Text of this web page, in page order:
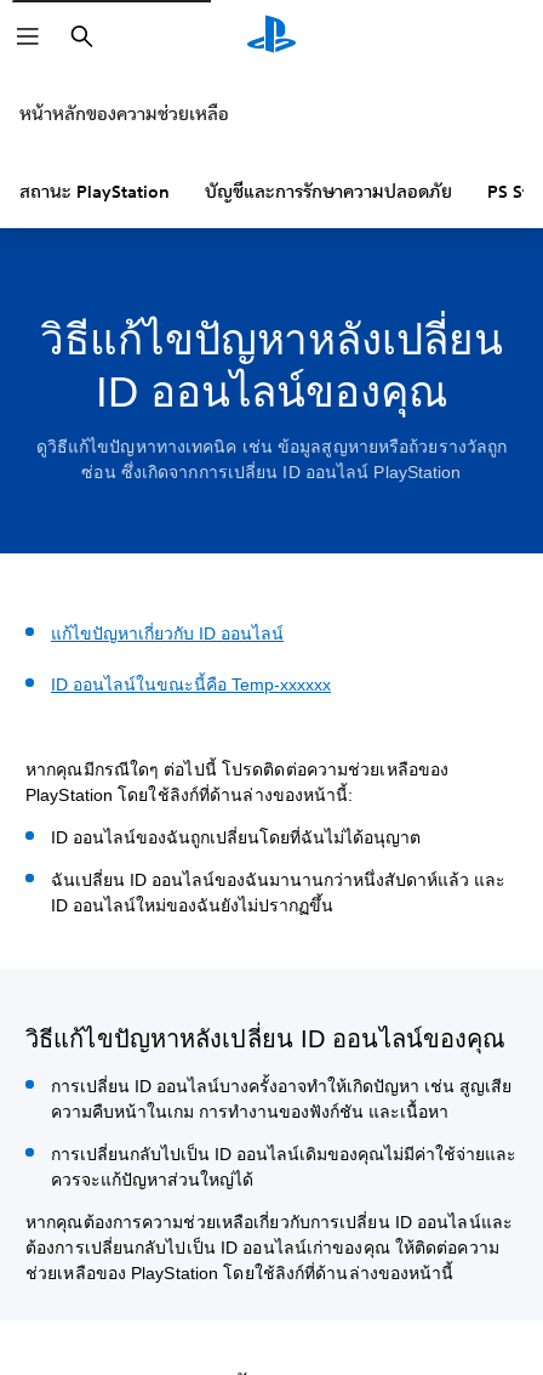
หน้าหลักของความช่วยเหลือ
สถานะ PlayStation บัญชีและการรักษาความปลอดภัย PS
วิธีแก้ไขปัญหาหลังเปลี่ยน
ID ออนไลน์ของคุณ
ดูวิธีแก้ไขปัญหาทางเทคนิค เช่น ข้อมูลสูญหายหรือถ้วยรางวัลถูก
ซ่อน ซึ่งเกิดจากการเปลี่ยน ID ออนไลน์ PlayStation
แก้ไขปัญหาเกี่ยวกับ ID ออนไลน์
ID ออนไลน์ในขณะนี้คือ Temp-xxxxxx
หากคุณมีกรณีใดๆ ต่อไปนี้ โปรดติดต่อความช่วยเหลือของ
PlayStation โดยใช้ลิงก์ที่ด้านล่างของหน้านี้:
ID ออนไลน์ของฉันถูกเปลี่ยนโดยที่ฉันไม่ได้อนุญาต
ฉันเปลี่ยน ID ออนไลน์ของฉันมานานกว่าหนึ่งสัปดาห์แล้ว และ
ID ออนไลน์ใหม่ของฉันยังไม่ปรากฏขึ้น
วิธีแก้ไขปัญหาหลังเปลี่ยน ID ออนไลน์ของคุณ
การเปลี่ยน ID ออนไลน์บางครั้งอาจทำให้เกิดปัญหา เช่น สูญเสีย
ความคืบหน้าในเกม การทำงานของฟังก์ชัน และเนื้อหา
การเปลี่ยนกลับไปเป็น ID ออนไลน์เดิมของคุณไม่มีค่าใช้จ่ายและ
ควรจะแก้ปัญหาส่วนใหญ่ได้
หากคุณต้องการความช่วยเหลือเกี่ยวกับการเปลี่ยน ID ออนไลน์และ
ต้องการเปลี่ยนกลับไปเป็น ID ออนไลน์เก่าของคุณ ให้ติดต่อความ
ช่วยเหลือของ PlayStation โดยใช้ลิงก์ที่ด้านล่างของหน้านี้